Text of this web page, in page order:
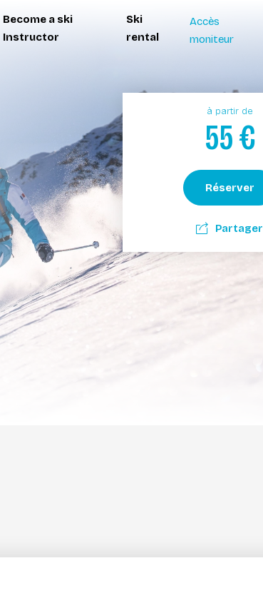
Become a ski
Instructor
Ski
rental
Accès
moniteur
à partir de
55€
Réserver
Partager